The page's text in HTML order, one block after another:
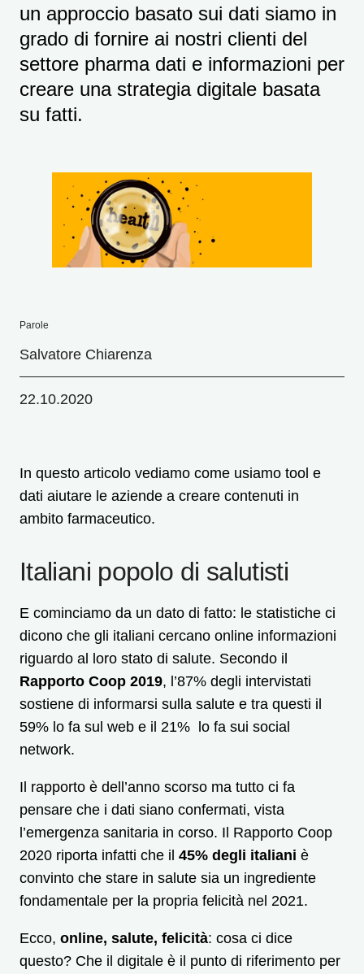
un approccio basato sui dati siamo in
grado di fornire ai nostri clienti del
settore pharma dati e informazioni per
creare una strategia digitale basata
su fatti.
Parole
Salvatore Chiarenza
22.10.2020
In questo articolo vediamo come usiamo tool e
dati aiutare le aziende a creare contenuti in
ambito farmaceutico.
Italiani popolo di salutisti
E cominciamo da un dato di fatto: le statistiche ci
dicono che gli italiani cercano online informazioni
riguardo al loro stato di salute. Secondo il
Rapporto Coop 2019, l’87% degli intervistati
sostiene di informarsi sulla salute e tra questi il
59% lo fa sul web e il 21% lo fa sui social
network.
Il rapporto è dell’anno scorso ma tutto ci fa
pensare che i dati siano confermati, vista
l’emergenza sanitaria in corso. Il Rapporto Coop
2020 riporta infatti che il 45% degli italiani è
convinto che stare in salute sia un ingrediente
fondamentale per la propria felicità nel 2021.
Ecco, online, salute, felicità: cosa ci dice
questo? Che il digitale è il punto di riferimento per